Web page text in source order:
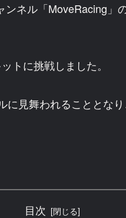
ンネル「MoveRacing」
トに挑戦しました。
に見舞われることとな
目次